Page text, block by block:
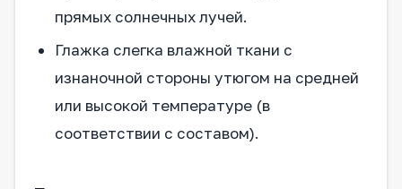
прямых солнечных лучей.
Глажка слегка влажной ткани с
изнаночной стороны утюгом на средней
или высокой температуре (в
соответствии с составом).